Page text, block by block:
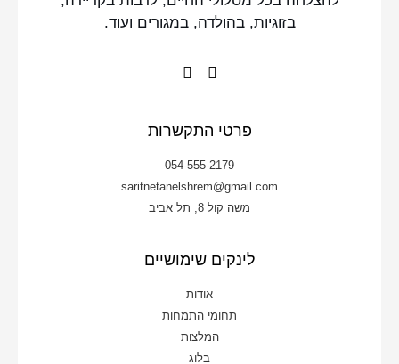
בזוגיות, בהולדה, במגורים ועוד.
פרטי התקשרות
054-555-2179
saritnetanelshrem@gmail.com
משה קול 8, תל אביב
לינקים שימושיים
אודות
תחומי התמחות
המלצות
בלוג